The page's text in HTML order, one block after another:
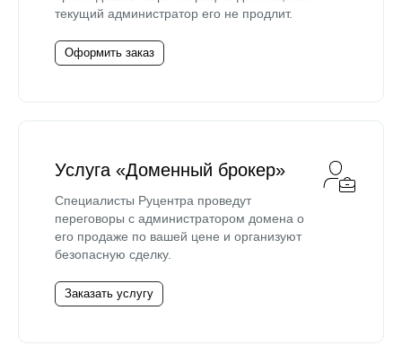
текущий администратор его не продлит.
Оформить заказ
Услуга «Доменный брокер»
Специалисты Руцентра проведут
переговоры с администратором домена о
его продаже по вашей цене и организуют
безопасную сделку.
Заказать услугу